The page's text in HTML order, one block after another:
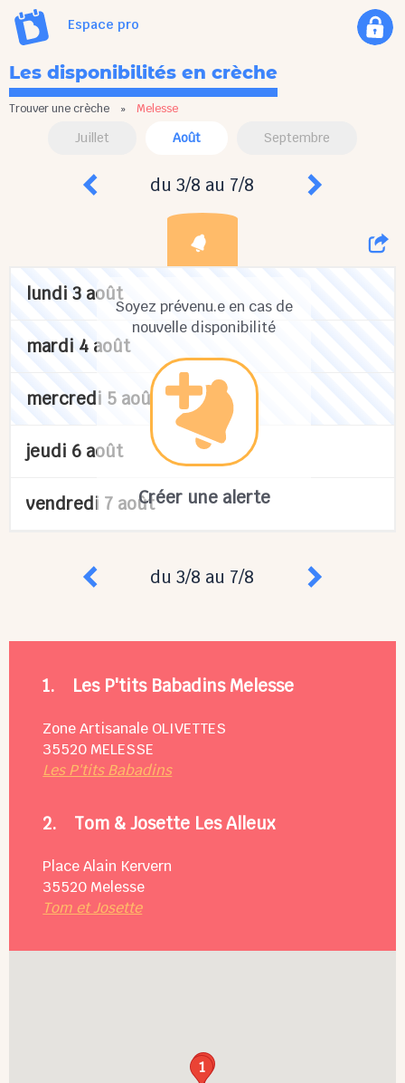
Espace pro
Les disponibilités en crèche
Trouver une crèche » Melesse
Juillet Août Septembre
du 3/8 au 7/8
Soyez prévenu.e en cas de
nouvelle disponibilité
Créer une alerte
lundi 3 août
mardi 4 août
mercredi 5 août
jeudi 6 août
vendredi 7 août
du 3/8 au 7/8
1. Les P'tits Babadins Melesse
Zone Artisanale OLIVETTES
35520 MELESSE
Les P'tits Babadins
2. Tom & Josette Les Alleux
Place Alain Kervern
35520 Melesse
Tom et Josette
1
2